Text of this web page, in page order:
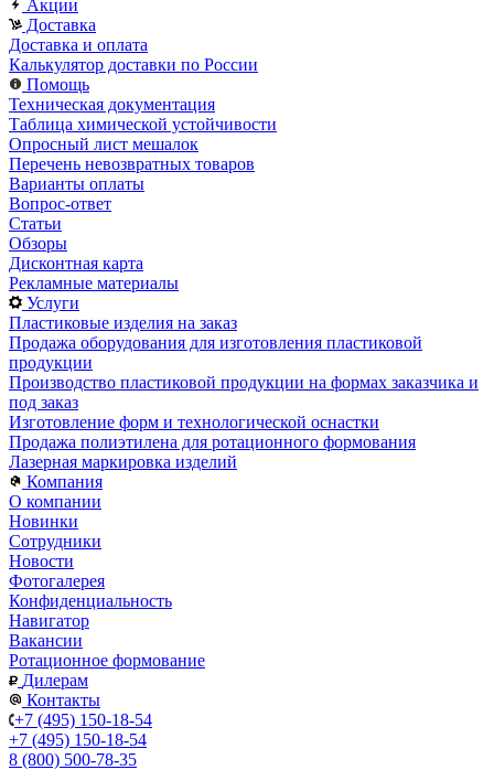
Акции
Доставка
Доставка и оплата
Калькулятор доставки по России
Помощь
Техническая документация
Таблица химической устойчивости
Опросный лист мешалок
Перечень невозвратных товаров
Варианты оплаты
Вопрос-ответ
Статьи
Обзоры
Дисконтная карта
Рекламные материалы
Услуги
Пластиковые изделия на заказ
Продажа оборудования для изготовления пластиковой
продукции
Производство пластиковой продукции на формах заказчика и
под заказ
Изготовление форм и технологической оснастки
Продажа полиэтилена для ротационного формования
Лазерная маркировка изделий
Компания
О компании
Новинки
Сотрудники
Новости
Фотогалерея
Конфиденциальность
Навигатор
Вакансии
Ротационное формование
Дилерам
Контакты
+7 (495) 150-18-54
+7 (495) 150-18-54
8 (800) 500-78-35